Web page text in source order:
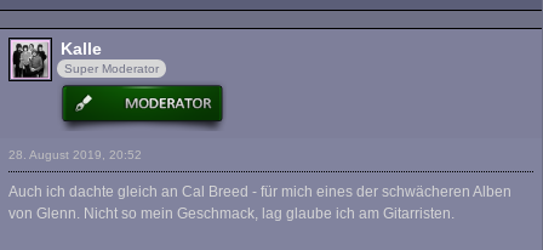
Kalle
Super Moderator
28. August 2019, 20:52
Auch ich dachte gleich an Cal Breed - für mich eines der schwächeren Alben
von Glenn. Nicht so mein Geschmack, lag glaube ich am Gitarristen.